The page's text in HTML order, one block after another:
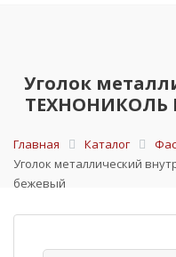
Уголок
ТЕХНОНИКОЛЬ
Главная Каталог
Уголок металлический
бежевый